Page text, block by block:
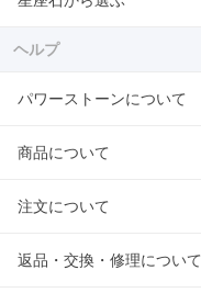
ヘルプ
パワーストーンについて
商品について
注文について
返品・交換・修理について